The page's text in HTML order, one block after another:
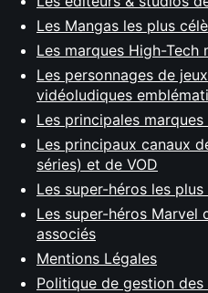
Les Mangas les plus
Les marques High-Tech
Les personnages de
vidéoludiques
Les principales
Les principaux canaux
séries) et de VOD
Les super-héros les
Les super-héros Marvel
associés
Mentions Légales
Politique de gestion